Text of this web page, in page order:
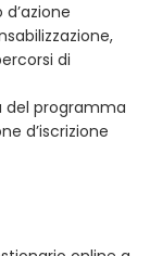
di
del programma
d’iscrizione